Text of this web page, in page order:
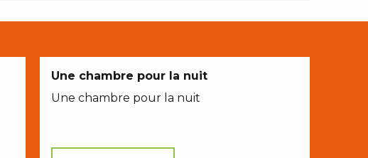
Une chambre pour la nuit
Une chambre pour la nuit